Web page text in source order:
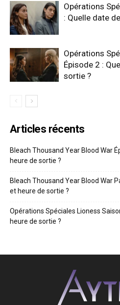
Opérations
: Quelle date
Opérations
Épisode 2 :
sortie ?
Articles récents
Bleach Thousand Year Blood War
heure de sortie ?
Bleach Thousand Year Blood War
et heure de sortie ?
Opérations Spéciales Lioness
heure de sortie ?